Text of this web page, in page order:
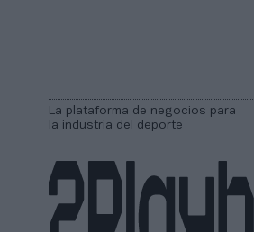
La plataforma de negocios para
la industria del deporte